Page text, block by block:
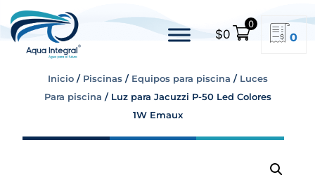
$0
0
0
Inicio/ Piscinas/ Equipos para piscina / Luces
Para piscina / Luz para Jacuzzi P-50 Led Colores
1W Emaux